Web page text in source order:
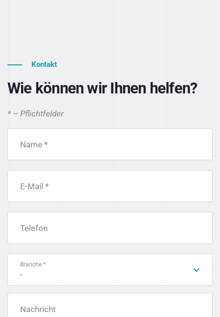
Kontakt
Wie können wir Ihnen helfen?
* – Pflichtfelder
Name *
E-Mail *
Telefon
Branche *
-
Nachricht